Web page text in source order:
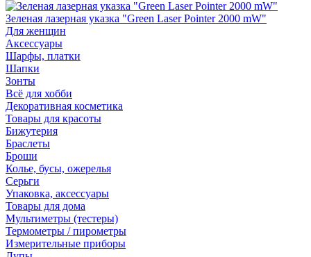
Зеленая лазерная указка "Green Laser Pointer 2000 mW"
Для женщин
Аксессуары
Шарфы, платки
Шапки
Зонты
Всё для хобби
Декоративная косметика
Товары для красоты
Бижутерия
Браслеты
Броши
Колье, бусы, ожерелья
Серьги
Упаковка, аксессуары
Товары для дома
Мультиметры (тестеры)
Термометры / пирометры
Измерительные приборы